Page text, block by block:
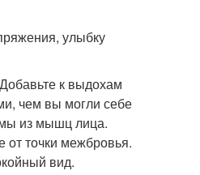
улыбку
к выдохам
чем вы могли себе
из мышц лица.
от точки межбровья.
вид.